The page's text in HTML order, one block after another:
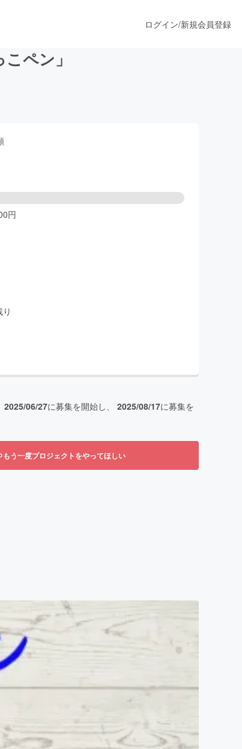
ログイン/新規会員登録
ペン」
円
2025/06/27に募集を開始し、 2025/08/17に募集を
もう一度プロジェクトをやってほしい